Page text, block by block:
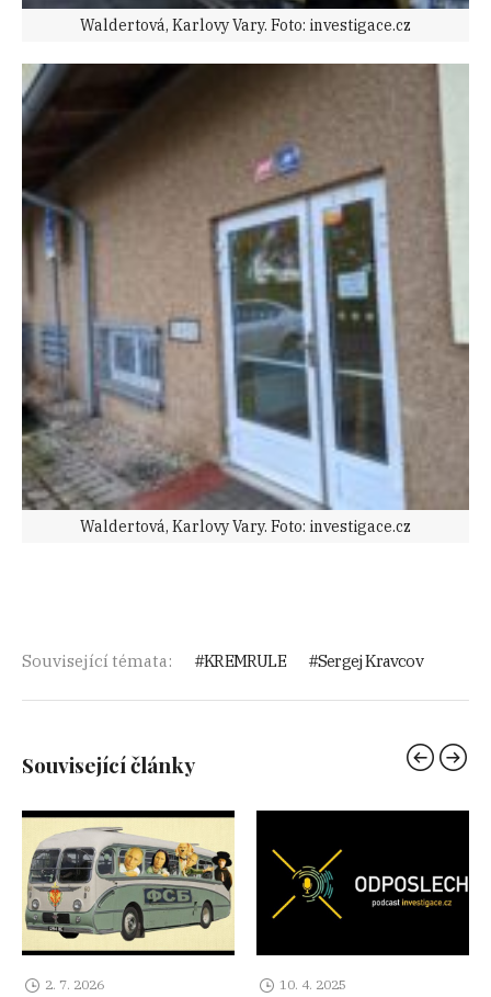
Waldertová, Karlovy Vary. Foto: investigace.cz
Waldertová, Karlovy Vary. Foto: investigace.cz
Související témata: KREMRULE Sergej Kravcov
Související články
2. 7. 2026 10. 4. 2025